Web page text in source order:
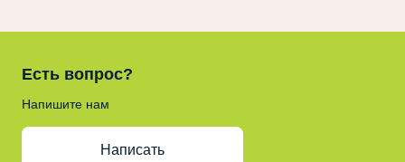
Есть вопрос?
Напишите нам
Написать